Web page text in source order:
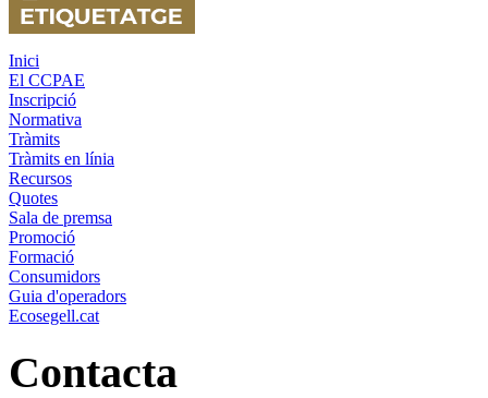
Inici
El CCPAE
Inscripció
Normativa
Tràmits
Tràmits en línia
Recursos
Quotes
Sala de premsa
Promoció
Formació
Consumidors
Guia d'operadors
Ecosegell.cat
Contacta